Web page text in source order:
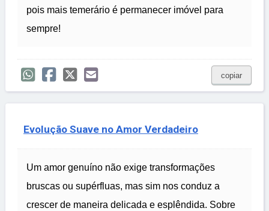
pois mais temerário é permanecer imóvel para
sempre!
copiar
Evolução Suave no Amor Verdadeiro
Um amor genuíno não exige transformações
bruscas ou supérfluas, mas sim nos conduz a
crescer de maneira delicada e esplêndida. Sobre